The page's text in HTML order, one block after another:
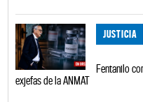
JUSTICIA
Fentanilo
exjefas de la ANMAT